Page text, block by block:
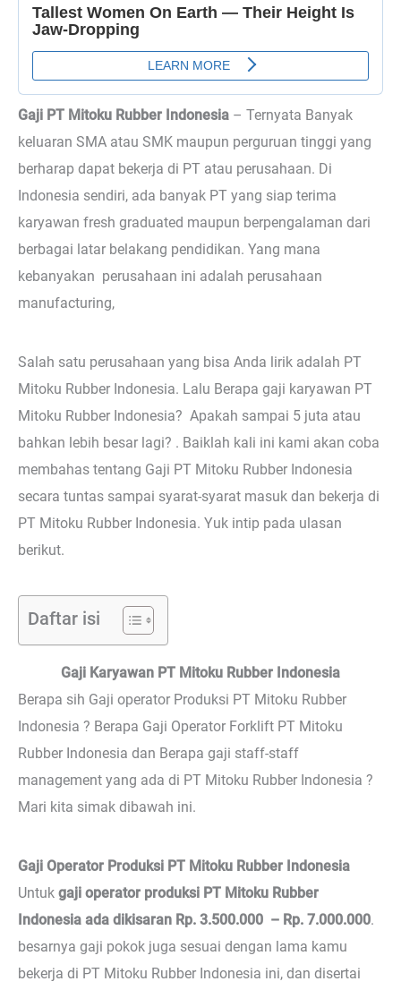
Gaji PT Mitoku Rubber Indonesia – Ternyata Banyak
keluaran SMA atau SMK maupun perguruan tinggi yang
berharap dapat bekerja di PT atau perusahaan. Di
Indonesia sendiri, ada banyak PT yang siap terima
karyawan fresh graduated maupun berpengalaman dari
berbagai latar belakang pendidikan. Yang mana
kebanyakan perusahaan ini adalah perusahaan
manufacturing,
Salah satu perusahaan yang bisa Anda lirik adalah PT
Mitoku Rubber Indonesia. Lalu Berapa gaji karyawan PT
Mitoku Rubber Indonesia? Apakah sampai 5 juta atau
bahkan lebih besar lagi? . Baiklah kali ini kami akan coba
membahas tentang Gaji PT Mitoku Rubber Indonesia
secara tuntas sampai syarat-syarat masuk dan bekerja di
PT Mitoku Rubber Indonesia. Yuk intip pada ulasan
berikut.
Daftar isi
Gaji Karyawan PT Mitoku Rubber Indonesia
Berapa sih Gaji operator Produksi PT Mitoku Rubber
Indonesia ? Berapa Gaji Operator Forklift PT Mitoku
Rubber Indonesia dan Berapa gaji staff-staff
management yang ada di PT Mitoku Rubber Indonesia ?
Mari kita simak dibawah ini.
Gaji Operator Produksi PT Mitoku Rubber Indonesia
Untuk gaji operator produksi PT Mitoku Rubber
Indonesia ada dikisaran Rp. 3.500.000 – Rp. 7.000.000.
besarnya gaji pokok juga sesuai dengan lama kamu
bekerja di PT Mitoku Rubber Indonesia ini, dan disertai